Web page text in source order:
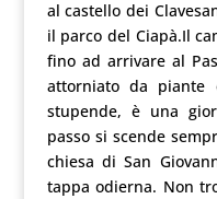
al castello dei
il parco del Ciapà.Il
fino ad arrivare al
attorniato da
stupende, è una
passo si scende
chiesa di San
tappa odierna. Non